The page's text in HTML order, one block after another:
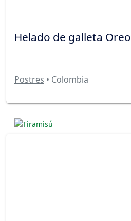
Helado de galleta Oreo
Postres • Colombia